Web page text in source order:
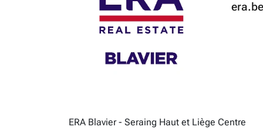
ERA Blavier - Seraing Haut et Liège Centre